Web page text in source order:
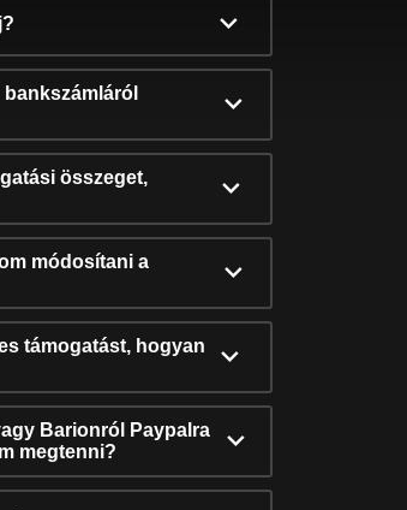
összeget,
módosítani a
támogatást, hogyan
Barionról Paypalra
megtenni?